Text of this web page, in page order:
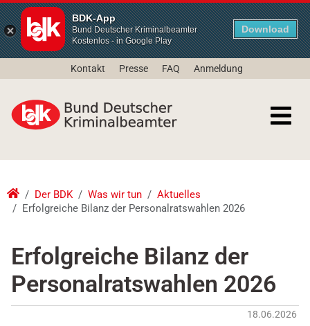
BDK-App
Bund Deutscher Kriminalbeamter
Kostenlos - in Google Play
Download
Kontakt Presse FAQ Anmeldung
Der BDK Was wir tun
Aktuelles
Erfolgreiche Bilanz der Personalratswahlen 2026
Erfolgreiche Bilanz der
Personalratswahlen 2026
18.06.2026